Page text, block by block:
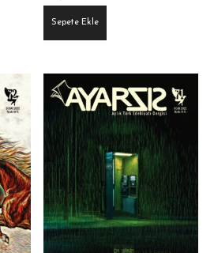
Sepete Ekle